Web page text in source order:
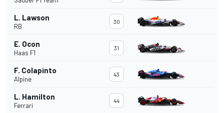
L. Lawson
RB
30
E. Ocon
Haas F1
31
F. Colapinto
Alpine
43
L. Hamilton
Ferrari
44